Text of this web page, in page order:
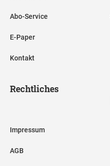
Abo-Service
E-Paper
Kontakt
Rechtliches
Impressum
AGB